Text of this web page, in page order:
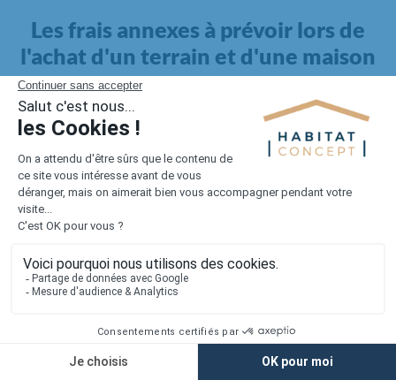
Les frais annexes à prévoir lors de
l'achat d'un terrain et d'une maison
Il faut également intégrer à votre budget, les
pour la maison. Outre l'achat du terrain et la construction, il
faut prendre en compte la viabilisation si elle n'est pas
proposée par le constructeur. Les frais de raccordements et les
taxes éventuelles coûtent entre 5 000 et 15 000 euros selon la
localisation du terrain et son accès.
Quant auxfrais de notaire
Lorsque vous vous tournez vers une maison existante, il sera
nécessaire de faire des travaux de rénovation. Ceux-ci sont
souvent coûteux et doivent être ajoutés au prix de l'achat